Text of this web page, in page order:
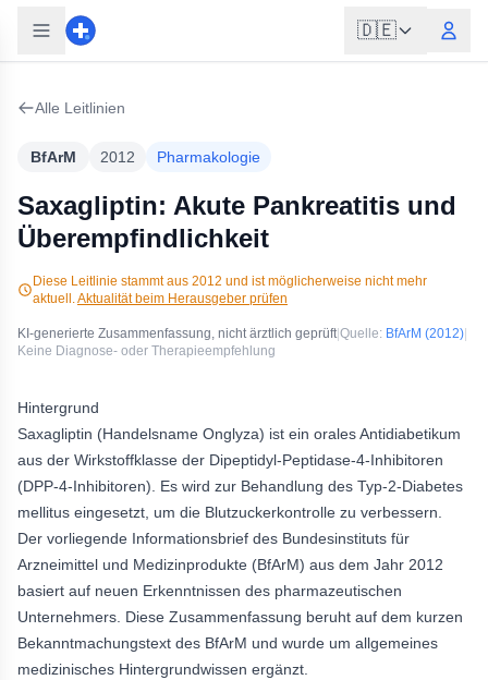
🇩🇪
Alle Leitlinien
BfArM 2012 Pharmakologie
Saxagliptin: Akute Pankreatitis und
Überempfindlichkeit
Diese Leitlinie stammt aus 2012 und ist möglicherweise nicht mehr
aktuell.Aktualität beim Herausgeber prüfen
KI-generierte Zusammenfassung, nicht ärztlich geprüft|Quelle: BfArM (2012)
Keine Diagnose- oder Therapieempfehlung
Hintergrund
Saxagliptin (Handelsname Onglyza) ist ein orales Antidiabetikum
aus der Wirkstoffklasse der Dipeptidyl-Peptidase-4-Inhibitoren
(DPP-4-Inhibitoren). Es wird zur Behandlung des Typ-2-Diabetes
mellitus eingesetzt, um die Blutzuckerkontrolle zu verbessern.
Der vorliegende Informationsbrief des Bundesinstituts für
Arzneimittel und Medizinprodukte (BfArM) aus dem Jahr 2012
basiert auf neuen Erkenntnissen des pharmazeutischen
Unternehmers. Diese Zusammenfassung beruht auf dem kurzen
Bekanntmachungstext des BfArM und wurde um allgemeines
medizinisches Hintergrundwissen ergänzt.